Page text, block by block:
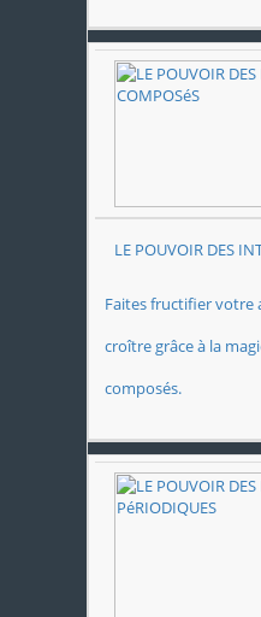
LE POUVOIR DES
Faites fructifier votre
croître grâce à la
composés.